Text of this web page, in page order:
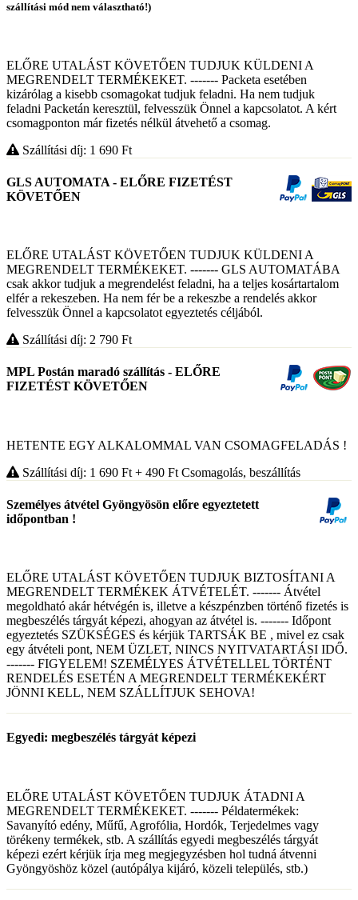
szállítási mód nem választható!)
ELŐRE UTALÁST KÖVETŐEN TUDJUK KÜLDENI A
MEGRENDELT TERMÉKEKET. ------- Packeta esetében
kizárólag a kisebb csomagokat tudjuk feladni. Ha nem tudjuk
feladni Packetán keresztül, felvesszük Önnel a kapcsolatot. A kért
csomagponton már fizetés nélkül átvehető a csomag.
Szállítási díj: 1 690 Ft
GLS AUTOMATA - ELŐRE FIZETÉST
KÖVETŐEN
ELŐRE UTALÁST KÖVETŐEN TUDJUK KÜLDENI A
MEGRENDELT TERMÉKEKET. ------- GLS AUTOMATÁBA
csak akkor tudjuk a megrendelést feladni, ha a teljes kosártartalom
elfér a rekeszeben. Ha nem fér be a rekeszbe a rendelés akkor
felvesszük Önnel a kapcsolatot egyeztetés céljából.
Szállítási díj: 2 790 Ft
MPL Postán maradó szállítás - ELŐRE
FIZETÉST KÖVETŐEN
HETENTE EGY ALKALOMMAL VAN CSOMAGFELADÁS !
Szállítási díj: 1 690 Ft + 490 Ft Csomagolás, beszállítás
Személyes átvétel Gyöngyösön előre egyeztetett
időpontban !
ELŐRE UTALÁST KÖVETŐEN TUDJUK BIZTOSÍTANI A
MEGRENDELT TERMÉKEK ÁTVÉTELÉT. ------- Átvétel
megoldható akár hétvégén is, illetve a készpénzben történő fizetés is
megbeszélés tárgyát képezi, ahogyan az átvétel is. ------- Időpont
egyeztetés SZÜKSÉGES és kérjük TARTSÁK BE , mivel ez csak
egy átvételi pont, NEM ÜZLET, NINCS NYITVATARTÁSI IDŐ.
------- FIGYELEM! SZEMÉLYES ÁTVÉTELLEL TÖRTÉNT
RENDELÉS ESETÉN A MEGRENDELT TERMÉKEKÉRT
JÖNNI KELL, NEM SZÁLLÍTJUK SEHOVA!
Egyedi: megbeszélés tárgyát képezi
ELŐRE UTALÁST KÖVETŐEN TUDJUK ÁTADNI A
MEGRENDELT TERMÉKEKET. ------- Példatermékek:
Savanyító edény, Műfű, Agrofólia, Hordók, Terjedelmes vagy
törékeny termékek, stb. A szállítás egyedi megbeszélés tárgyát
képezi ezért kérjük írja meg megjegyzésben hol tudná átvenni
Gyöngyöshöz közel (autópálya kijáró, közeli település, stb.)